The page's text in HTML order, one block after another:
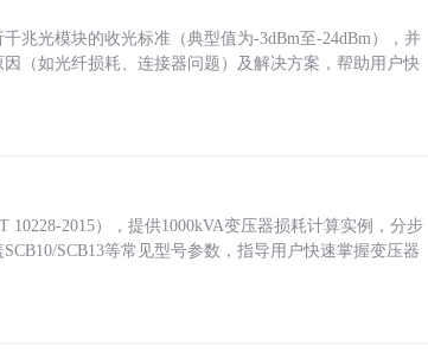
兆光模块的收光标准（典型值为-3dBm至-24dBm），并
（如光纤损耗、连接器问题）及解决方案，帮助用户快
2015），提供1000kVA变压器损耗计算实例，分步
SCB13等常见型号参数，指导用户快速掌握变压器